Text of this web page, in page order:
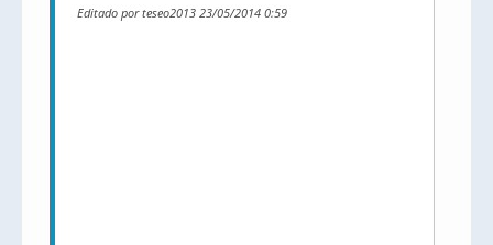
Editado por teseo2013 23/05/2014 0:59